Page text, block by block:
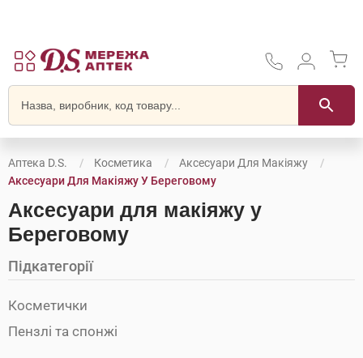
Аптека D.S. Косметика
Аксесуари Для Макіяжу
Аксесуари Для Макіяжу У Береговому
Аксесуари для макіяжу у
Береговому
Підкатегорії
Косметички
Пензлі та спонжі